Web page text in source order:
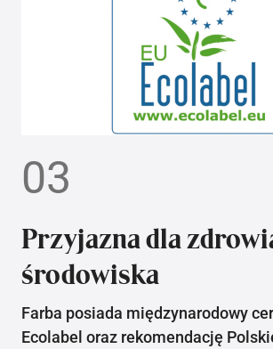
03
Przyjazna dla
środowiska
Farba posiada międzynarodowy
Ecolabel oraz rekomendację